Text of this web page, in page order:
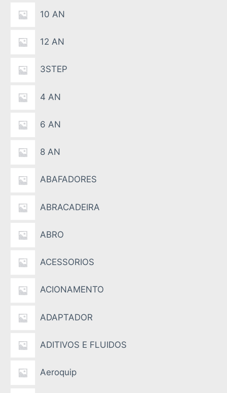
10 AN
12 AN
3STEP
4 AN
6 AN
8 AN
ABAFADORES
ABRACADEIRA
ABRO
ACESSORIOS
ACIONAMENTO
ADAPTADOR
ADITIVOS E FLUIDOS
Aeroquip